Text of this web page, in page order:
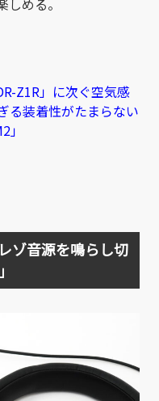
める。
Z1R」に次ぐ空気感
る装着性がたまらない
ゾ音源を鳴らし切